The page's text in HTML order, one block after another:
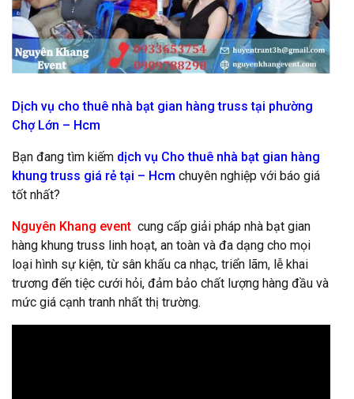
Dịch vụ cho thuê nhà bạt gian hàng truss tại phường
Chợ Lớn – Hcm
Bạn đang tìm kiếm dịch vụ Cho thuê nhà bạt gian hàng
khung truss giá rẻ tại – Hcm chuyên nghiệp với báo giá
tốt nhất?
Nguyên Khang event cung cấp giải pháp nhà bạt gian
hàng khung truss linh hoạt, an toàn và đa dạng cho mọi
loại hình sự kiện, từ sân khấu ca nhạc, triển lãm, lễ khai
trương đến tiệc cưới hỏi, đảm bảo chất lượng hàng đầu và
mức giá cạnh tranh nhất thị trường.